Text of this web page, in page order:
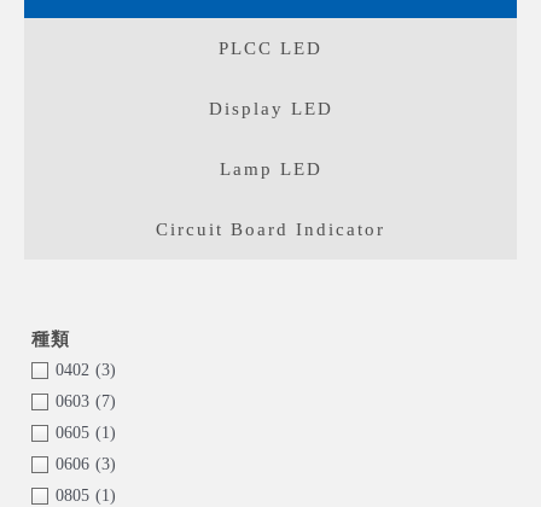
PLCC LED
Display LED
Lamp LED
Circuit Board Indicator
0402 (3)
0603 (7)
0605 (1)
0606 (3)
0805 (1)